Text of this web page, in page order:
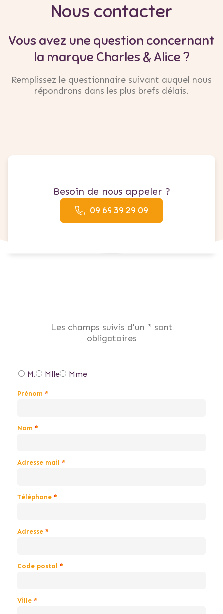
Nous contacter
Vous avez une question concernant
la marque Charles & Alice ?
Remplissez le questionnaire suivant auquel nous
répondrons dans les plus brefs délais.
Besoin de nous appeler ?
09 69 39 29 09
Les champs suivis d'un * sont
obligatoires
Genre
M. Mlle Mme
Prénom
Nom
Adresse mail
Téléphone
Adresse
Code postal
Ville